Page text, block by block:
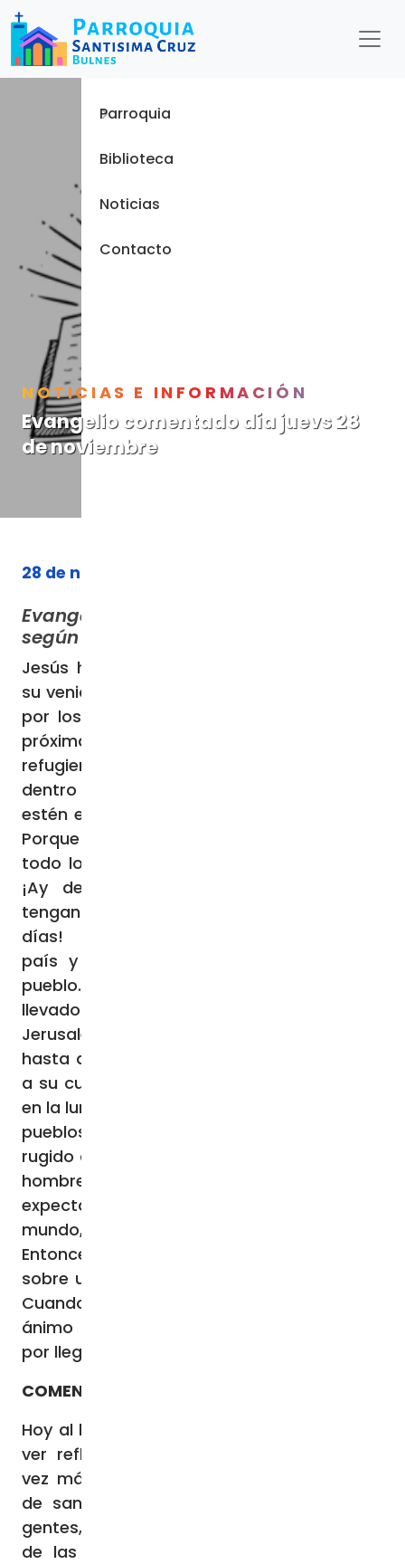
NOTICIAS E INFORMACIÓN
Evangelio comentado día juevs 28
de noviembre
28 de noviembre de 2024
Evangelio de nuestro Señor Jesucristo
según san Lucas 21, 20-28
Jesús hablaba a sus discípulos acerca de
su venida: Cuando vean a Jerusalén sitiada
por los ejércitos, sepan que su ruina está
próxima. Los que estén en Judea que se
refugien en las montañas; los que estén
dentro de la ciudad que se alejen; y los que
estén en los campos que no vuelvan a ella.
Porque serán días de escarmiento, en que
todo lo que está escrito deberá cumplirse.
¡Ay de las que estén embarazadas o
tengan niños de pecho en aquellos
días! Será grande la desgracia de este
país y la ira de Dios pesará sobre este
pueblo. Caerán al filo de la espada, serán
llevados cautivos a todas las naciones, y
Jerusalén será pisoteada por los paganos,
hasta que el tiempo de los paganos llegue
a su cumplimiento. Habrá señales en el sol,
en la luna y en las estrellas; y en la tierra, los
pueblos serán presa de la angustia ante el
rugido del mar y la violencia de las olas. Los
hombres desfallecerán de miedo ante la
expectativa de lo que sobrevendrá al
mundo, porque los astros se conmoverán.
Entonces se verá al Hijo del hombre venir
sobre una nube, lleno de poder y de gloria.
Cuando comience a suceder esto, tengan
ánimo y levanten la cabeza, porque está
por llegarles la liberación.
COMENTARIO DEL EVANGELIO:
Hoy al leer este santo Evangelio, ¿Cómo no
ver reflejado el momento presente, cada
vez más lleno de amenazas y más teñido
de sangre? «En la tierra, angustia de las
gentes, perplejas por el estruendo del mar y
de las olas, muriéndose los hombres de
Menu
Inicio
Parroquia
Biblioteca
Noticias
Contacto